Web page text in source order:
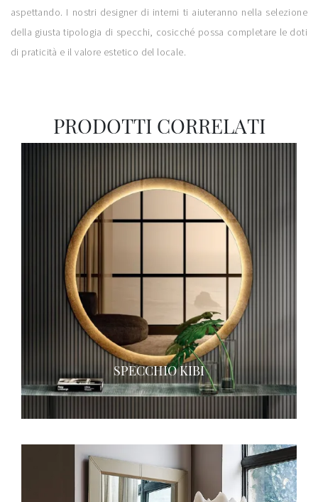
aspettando. I nostri designer di interni ti aiuteranno nella selezione
della giusta tipologia di specchi, cosicché possa completare le doti
di praticità e il valore estetico del locale.
PRODOTTI CORRELATI
SPECCHIO KIBI